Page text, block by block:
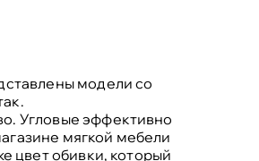
модели со
Угловые эффективно
мягкой мебели
цвет обивки, который